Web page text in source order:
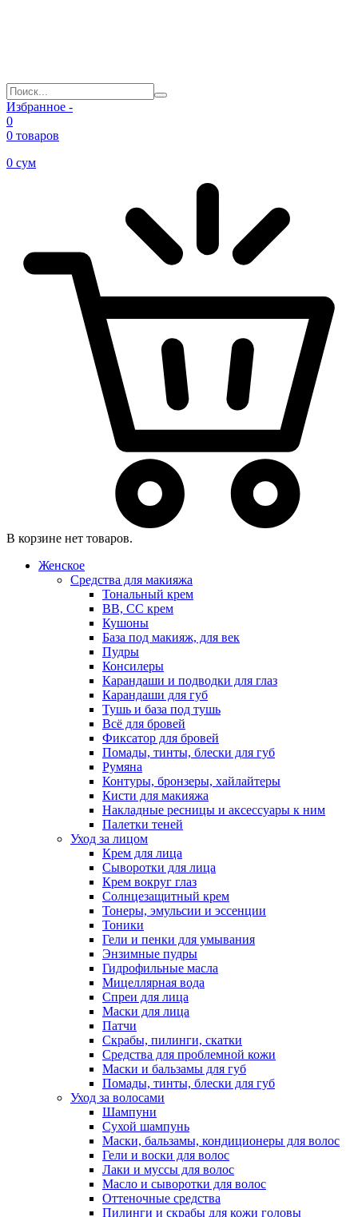
Избранное -
0
0 товаров
0 сум
В корзине нет товаров.
Женское
Средства для макияжа
Тональный крем
BB, CC крем
Кушоны
База под макияж, для век
Пудры
Консилеры
Карандаши и подводки для глаз
Карандаши для губ
Тушь и база под тушь
Всё для бровей
Фиксатор для бровей
Помады, тинты, блески для губ
Румяна
Контуры, бронзеры, хайлайтеры
Кисти для макияжа
Накладные ресницы и аксессуары к ним
Палетки теней
Уход за лицом
Крем для лица
Сыворотки для лица
Крем вокруг глаз
Солнцезащитный крем
Тонеры, эмульсии и эссенции
Тоники
Гели и пенки для умывания
Энзимные пудры
Гидрофильные масла
Мицеллярная вода
Спреи для лица
Маски для лица
Патчи
Скрабы, пилинги, скатки
Средства для проблемной кожи
Маски и бальзамы для губ
Помады, тинты, блески для губ
Уход за волосами
Шампуни
Сухой шампунь
Маски, бальзамы, кондиционеры для волос
Гели и воски для волос
Лаки и муссы для волос
Масло и сыворотки для волос
Оттеночные средства
Пилинги и скрабы для кожи головы